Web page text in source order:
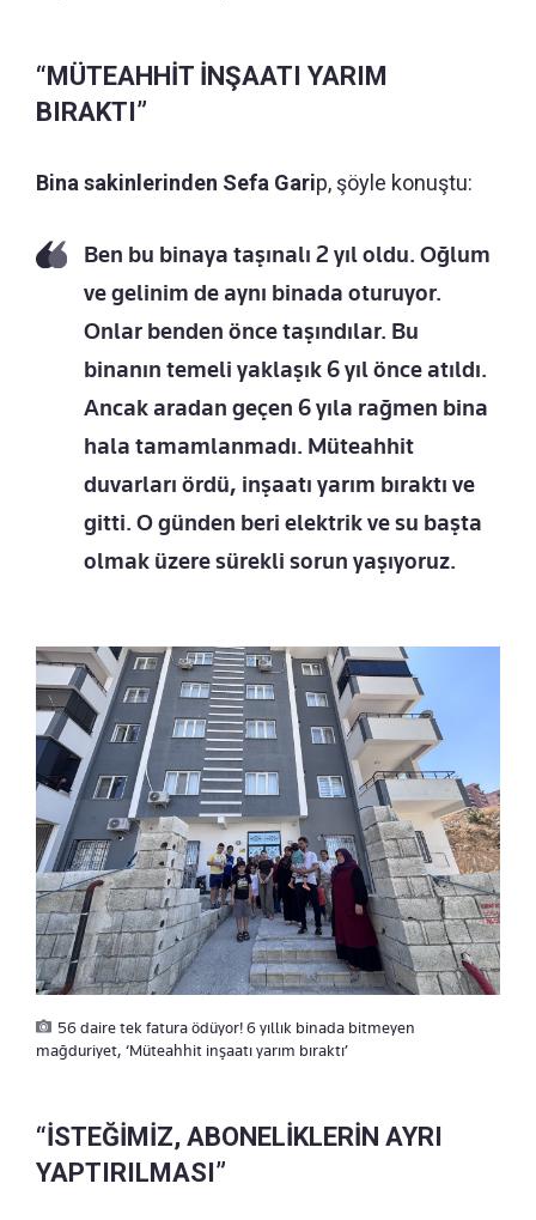
“MÜTEAHHİT İNŞAATI YARIM
BIRAKTI”
Bina sakinlerinden Sefa Garip, şöyle konuştu:
Ben bu binaya taşınalı 2 yıl oldu. Oğlum
ve gelinim de aynı binada oturuyor.
Onlar benden önce taşındılar. Bu
binanın temeli yaklaşık 6 yıl önce atıldı.
Ancak aradan geçen 6 yıla rağmen bina
hala tamamlanmadı. Müteahhit
duvarları ördü, inşaatı yarım bıraktı ve
gitti. O günden beri elektrik ve su başta
olmak üzere sürekli sorun yaşıyoruz.
56 daire tek fatura ödüyor! 6 yıllık binada bitmeyen
mağduriyet, ‘Müteahhit inşaatı yarım bıraktı’
“İSTEĞİMİZ, ABONELİKLERİN AYRI
YAPTIRILMASI”